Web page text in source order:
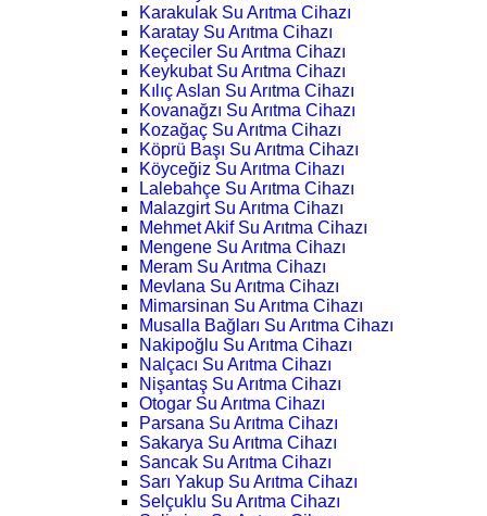
Karakulak Su Arıtma Cihazı
Karatay Su Arıtma Cihazı
Keçeciler Su Arıtma Cihazı
Keykubat Su Arıtma Cihazı
Kılıç Aslan Su Arıtma Cihazı
Kovanağzı Su Arıtma Cihazı
Kozağaç Su Arıtma Cihazı
Köprü Başı Su Arıtma Cihazı
Köyceğiz Su Arıtma Cihazı
Lalebahçe Su Arıtma Cihazı
Malazgirt Su Arıtma Cihazı
Mehmet Akif Su Arıtma Cihazı
Mengene Su Arıtma Cihazı
Meram Su Arıtma Cihazı
Mevlana Su Arıtma Cihazı
Mimarsinan Su Arıtma Cihazı
Musalla Bağları Su Arıtma Cihazı
Nakipoğlu Su Arıtma Cihazı
Nalçacı Su Arıtma Cihazı
Nişantaş Su Arıtma Cihazı
Otogar Su Arıtma Cihazı
Parsana Su Arıtma Cihazı
Sakarya Su Arıtma Cihazı
Sancak Su Arıtma Cihazı
Sarı Yakup Su Arıtma Cihazı
Selçuklu Su Arıtma Cihazı